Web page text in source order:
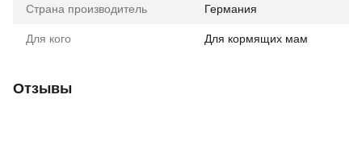
Страна производитель Германия
Для кого Для кормящих мам
Отзывы